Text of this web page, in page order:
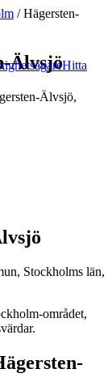
Hitta
/Hägersten-
Älvsjö
Älvsjö,
Stockholms län,
området,